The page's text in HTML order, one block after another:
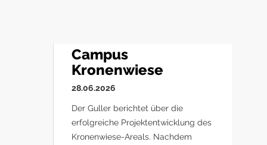
Campus
Kronenwiese
28.06.2026
Der Guller berichtet über die
erfolgreiche Projektentwicklung des
Kronenwiese-Areals. Nachdem